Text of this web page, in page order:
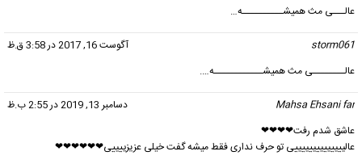
عالـــی مث همیشــــــــــه…
storm061
آگوست 16, 2017 در 3:58 ق.ظ
عالــــــــی مث همیشــــــــــــه….
Mahsa Ehsani far
دسامبر 13, 2019 در 2:55 ب.ظ
عاشق شدم رفت❤❤❤❤
عالییییییییییییییی تو حرف نداری فقط میشه گفت خیلی عزیزییییی❤❤❤❤❤❤